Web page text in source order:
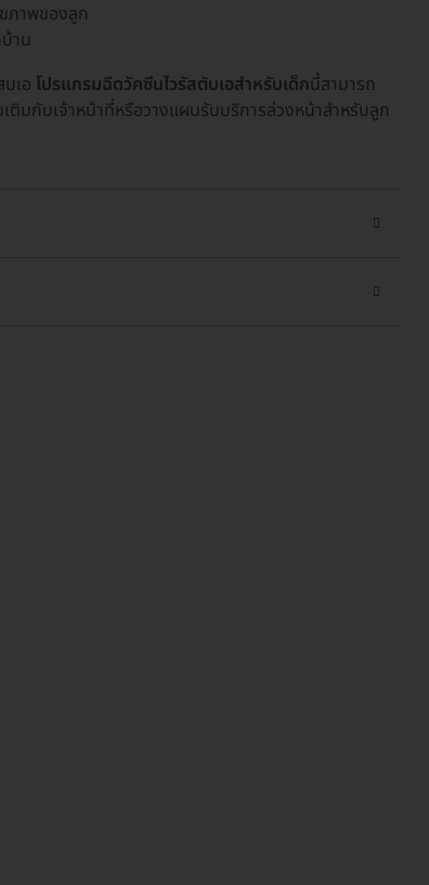
ภาพของลูก
าน
เอ โปรแกรมฉีดวัคซีนไวรัสตับเอสำหรับเด็กนี้สามารถ
มกับเจ้าหน้าที่หรือวางแผนรับบริการล่วงหน้าสำหรับลูก